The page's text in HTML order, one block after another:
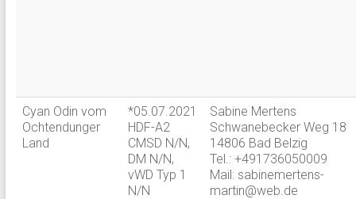
Cyan Odin vom
Ochtendunger
Land
*05.07.2021
HDF-A2
CMSD N/N,
DM N/N,
vWD Typ 1
N/N
Sabine Mertens
Schwanebecker Weg 18
14806 Bad Belzig
Tel.: +491736050009
Mail: sabinemertens-
martin@web.de